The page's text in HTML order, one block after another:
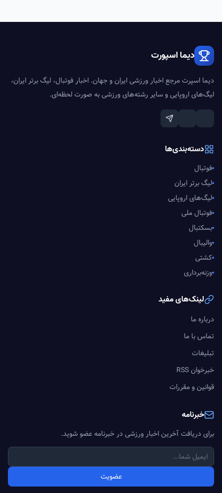
دیما اسپورت
دیما اسپرت مرجع اخبار ورزشی ایران و جهان. اخبار فوتبال، لیگ برتر ایران،
لیگ‌های اروپایی و سایر رشته‌های ورزشی به صورت لحظه‌ای.
دسته‌بندی‌ها
فوتبال
لیگ برتر ایران
لیگ‌های اروپایی
فوتبال ملی
بسکتبال
والیبال
کشتی
وزنه‌برداری
لینک‌های مفید
درباره ما
تماس با ما
تبلیغات
خبرخوان RSS
قوانین و مقررات
خبرنامه
برای دریافت آخرین اخبار ورزشی در خبرنامه عضو شوید.
عضویت